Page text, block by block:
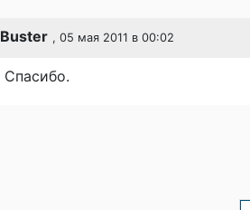
Buster , 05 мая 2011 в 00:02
Спасибо.